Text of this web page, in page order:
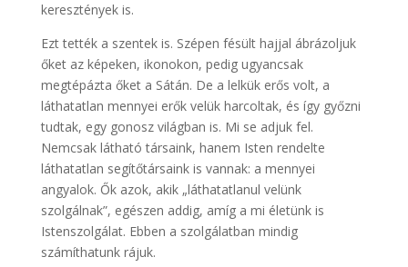
keresztények is.
Ezt tették a szentek is. Szépen fésült hajjal ábrázoljuk
őket az képeken, ikonokon, pedig ugyancsak
megtépázta őket a Sátán. De a lelkük erős volt, a
láthatatlan mennyei erők velük harcoltak, és így győzni
tudtak, egy gonosz világban is. Mi se adjuk fel.
Nemcsak látható társaink, hanem Isten rendelte
láthatatlan segítőtársaink is vannak: a mennyei
angyalok. Ők azok, akik „láthatatlanul velünk
szolgálnak”, egészen addig, amíg a mi életünk is
Istenszolgálat. Ebben a szolgálatban mindig
számíthatunk rájuk.